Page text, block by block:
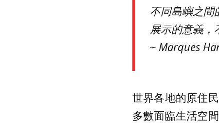
不同島嶼之間
展示的意義，
~ Marques
世界各地的原住
多數面臨生活空